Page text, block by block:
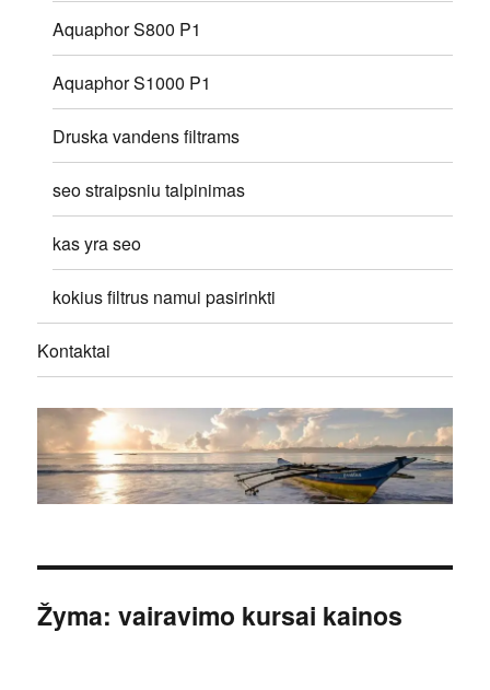
Aquaphor S800 P1
Aquaphor S1000 P1
Druska vandens filtrams
seo straipsniu talpinimas
kas yra seo
kokius filtrus namui pasirinkti
Kontaktai
Žyma:vairavimo kursai kainos